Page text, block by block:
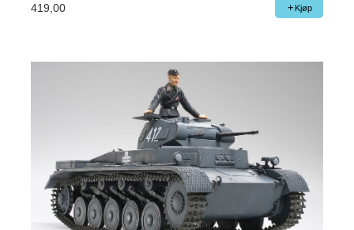
419,00 Kjøp